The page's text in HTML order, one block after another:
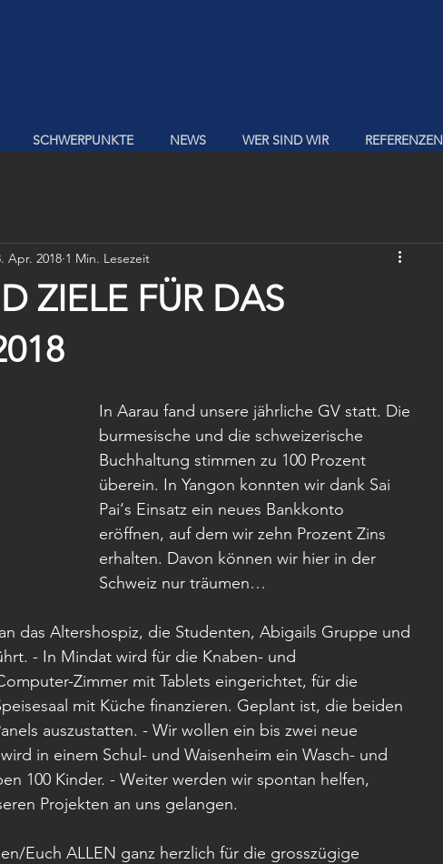
SCHWERPUNKTE NEWS WER SIND WIR REFERENZEN
ZIELE FÜR DAS
Apr. 2018 1 Min. Lesezeit
In Aarau fand unsere jährliche GV statt. Die
burmesische und die schweizerische
Buchhaltung stimmen zu 100 Prozent
überein. In Yangon konnten wir dank Sai
Pai‘s Einsatz ein neues Bankkonto
eröffnen, auf dem wir zehn Prozent Zins
erhalten. Davon können wir hier in der
Schweiz nur träumen…
das Altershospiz, die Studenten, Abigails Gruppe und
- In Mindat wird für die Knaben- und
Zimmer mit Tablets eingerichtet, für die
mit Küche finanzieren. Geplant ist, die beiden
auszustatten. - Wir wollen ein bis zwei neue
in einem Schul- und Waisenheim ein Wasch- und
100 Kinder. - Weiter werden wir spontan helfen,
Projekten an uns gelangen.
Euch ALLEN ganz herzlich für die grosszügige